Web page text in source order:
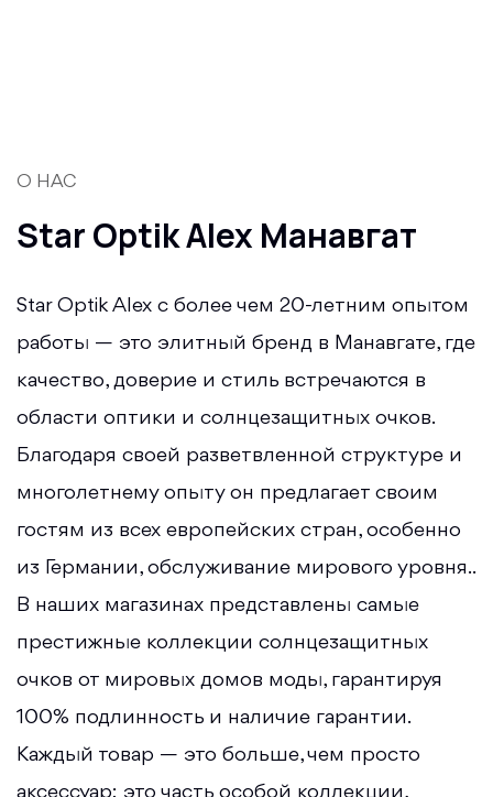
О НАС
Star Optik Alex Манавгат
Star Optik Alex с более чем 20-летним опытом
работы — это элитный бренд в Манавгате, где
качество, доверие и стиль встречаются в
области оптики и солнцезащитных очков.
Благодаря своей разветвленной структуре и
многолетнему опыту он предлагает своим
гостям из всех европейских стран, особенно
из Германии, обслуживание мирового уровня..
В наших магазинах представлены самые
престижные коллекции солнцезащитных
очков от мировых домов моды, гарантируя
100% подлинность и наличие гарантии.
Каждый товар — это больше, чем просто
аксессуар; это часть особой коллекции,